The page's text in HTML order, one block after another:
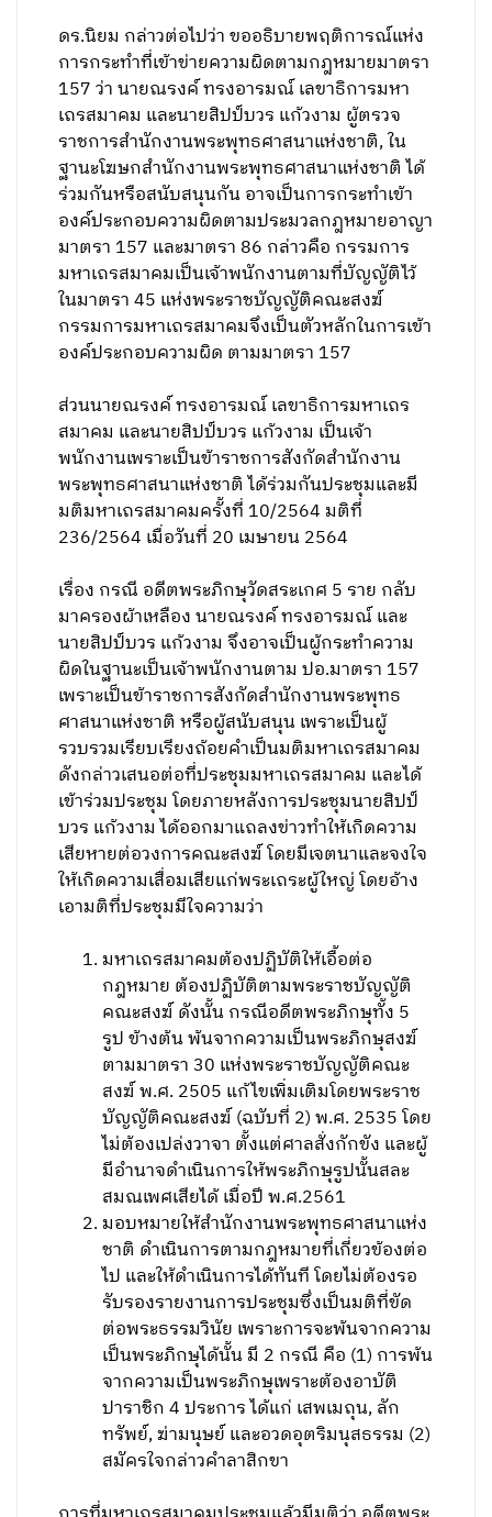
ดร.นิยม กล่าวต่อไปว่า ขออธิบายพฤติการณ์แห่ง
การกระทำที่เข้าข่ายความผิดตามกฎหมายมาตรา
157 ว่า นายณรงค์ ทรงอารมณ์ เลขาธิการมหา
เถรสมาคม และนายสิปป์บวร แก้วงาม ผู้ตรวจ
ราชการสำนักงานพระพุทธศาสนาแห่งชาติ, ใน
ฐานะโฆษกสำนักงานพระพุทธศาสนาแห่งชาติ ได้
ร่วมกันหรือสนับสนุนกัน อาจเป็นการกระทำเข้า
องค์ประกอบความผิดตามประมวลกฎหมายอาญา
มาตรา 157 และมาตรา 86 กล่าวคือ กรรมการ
มหาเถรสมาคมเป็นเจ้าพนักงานตามที่บัญญัติไว้
ในมาตรา 45 แห่งพระราชบัญญัติคณะสงฆ์
กรรมการมหาเถรสมาคมจึงเป็นตัวหลักในการเข้า
องค์ประกอบความผิด ตามมาตรา 157
ส่วนนายณรงค์ ทรงอารมณ์ เลขาธิการมหาเถร
สมาคม และนายสิปป์บวร แก้วงาม เป็นเจ้า
พนักงานเพราะเป็นข้าราชการสังกัดสำนักงาน
พระพุทธศาสนาแห่งชาติ ได้ร่วมกันประชุมและมี
มติมหาเถรสมาคมครั้งที่ 10/2564 มติที่
236/2564 เมื่อวันที่ 20 เมษายน 2564
เรื่อง กรณี อดีตพระภิกษุวัดสระเกศ 5 ราย กลับ
มาครองผ้าเหลือง นายณรงค์ ทรงอารมณ์ และ
นายสิปป์บวร แก้วงาม จึงอาจเป็นผู้กระทำความ
ผิดในฐานะเป็นเจ้าพนักงานตาม ปอ.มาตรา 157
เพราะเป็นข้าราชการสังกัดสำนักงานพระพุทธ
ศาสนาแห่งชาติ หรือผู้สนับสนุน เพราะเป็นผู้
รวบรวมเรียบเรียงถ้อยคำเป็นมติมหาเถรสมาคม
ดังกล่าวเสนอต่อที่ประชุมมหาเถรสมาคม และได้
เข้าร่วมประชุม โดยภายหลังการประชุมนายสิปป์
บวร แก้วงาม ได้ออกมาแถลงข่าวทำให้เกิดความ
เสียหายต่อวงการคณะสงฆ์ โดยมีเจตนาและจงใจ
ให้เกิดความเสื่อมเสียแก่พระเถระผู้ใหญ่ โดยอ้าง
เอามติที่ประชุมมีใจความว่า
มหาเถรสมาคมต้องปฏิบัติให้เอื้อต่อ
กฎหมาย ต้องปฏิบัติตามพระราชบัญญัติ
คณะสงฆ์ ดังนั้น กรณีอดีตพระภิกษุทั้ง 5
รูป ข้างต้น พ้นจากความเป็นพระภิกษุสงฆ์
ตามมาตรา 30 แห่งพระราชบัญญัติคณะ
สงฆ์ พ.ศ. 2505 แก้ไขเพิ่มเติมโดยพระราช
บัญญัติคณะสงฆ์ (ฉบับที่ 2) พ.ศ. 2535 โดย
ไม่ต้องเปล่งวาจา ตั้งแต่ศาลสั่งกักขัง และผู้
มีอำนาจดำเนินการให้พระภิกษุรูปนั้นสละ
สมณเพศเสียได้ เมื่อปี พ.ศ.2561
มอบหมายให้สำนักงานพระพุทธศาสนาแห่ง
ชาติ ดำเนินการตามกฎหมายที่เกี่ยวข้องต่อ
ไป และให้ดำเนินการได้ทันที โดยไม่ต้องรอ
รับรองรายงานการประชุมซึ่งเป็นมติที่ขัด
ต่อพระธรรมวินัย เพราะการจะพ้นจากความ
เป็นพระภิกษุได้นั้น มี 2 กรณี คือ (1) การพ้น
จากความเป็นพระภิกษุเพราะต้องอาบัติ
ปาราชิก 4 ประการ ได้แก่ เสพเมถุน, ลัก
ทรัพย์, ฆ่ามนุษย์ และอวดอุตริมนุสธรรม (2)
สมัครใจกล่าวคำลาสิกขา